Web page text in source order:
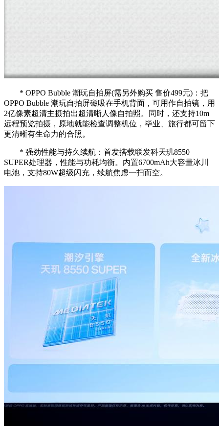
* OPPO Bubble 潮玩自拍屏(需另外购买 售价499元)：把
OPPO Bubble 潮玩自拍屏磁吸在手机背面，可用作自拍镜，用
2亿像素超清主摄拍出超清晰人像自拍照。同时，还支持10m
远程预览拍摄，原地就能检查调整机位，毕业、旅行都可留下
更清晰有生命力的合照。
* 强劲性能与持久续航：首发搭载联发科天玑8550
SUPER处理器，性能与功耗均衡。内置6700mAh大容量冰川
电池，支持80W超级闪充，续航焦虑一扫而空。